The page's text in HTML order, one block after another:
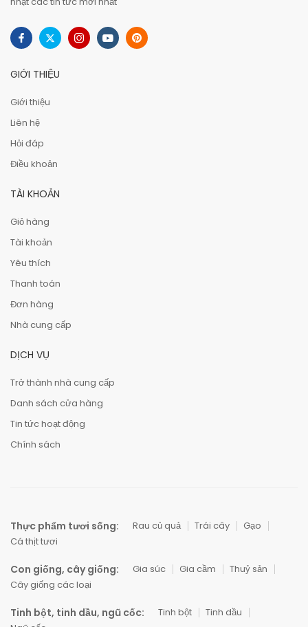
GIỚI THIỆU
Giới thiệu
Liên hệ
Hỏi đáp
Điều khoản
TÀI KHOẢN
Giỏ hàng
Tài khoản
Yêu thích
Thanh toán
Đơn hàng
Nhà cung cấp
DỊCH VỤ
Trở thành nhà cung cấp
Danh sách cửa hàng
Tin tức hoạt động
Chính sách
Thực phẩm tươi sống: Rau củ quả Trái cây
Gạo
Cá thịt tươi
Con giống, cây giống: Gia súc Gia cầm
Thuỷ sản
Cây giống các loại
Tinh bột, tinh dầu, ngũ cốc: Tinh bột
Tinh dầu